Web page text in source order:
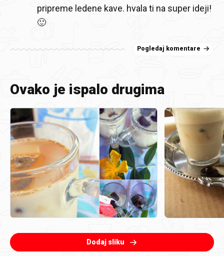
pripreme ledene kave. hvala ti na super ideji!
🙂
Pogledaj komentare
Ovako je ispalo drugima
Dodaj sliku